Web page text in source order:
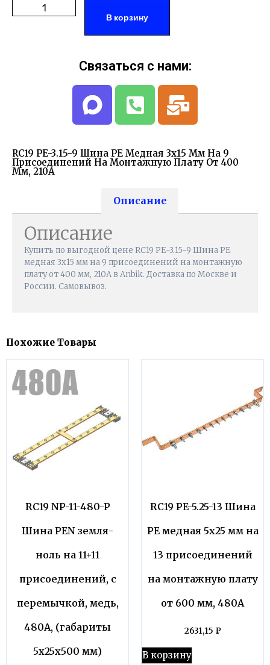
В корзину
RC19 PE-3.15-9 Шина PE Медная 3х15 Мм На 9
Присоединений На Монтажную Плату От 400
Мм, 210А
Описание
Описание
Купить по выгодной цене RC19 PE-3.15-9 Шина PE
медная 3х15 мм на 9 присоединений на монтажную
плату от 400 мм, 210А в Anbik. Доставка по Москве и
России. Самовывоз.
Связаться с нами:
Похожие Товары
RC19 NP-11-480-P
Шина PEN земля-
ноль на 11+11
присоединений, с
перемычкой, медь,
480А, (габариты
5х25х500 мм)
RC19 PE-5.25-13 Шина
PE медная 5х25 мм на
13 присоединений
на монтажную плату
от 600 мм, 480А
2631,15 ₽
В корзину